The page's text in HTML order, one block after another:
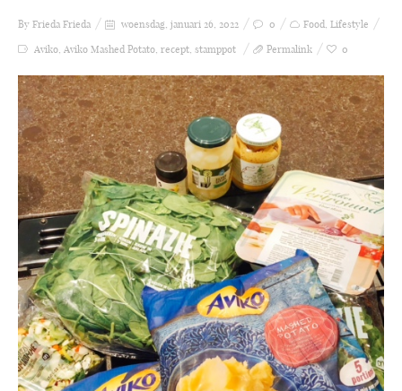
By Frieda Frieda woensdag, januari 26, 2022 0 Food, Lifestyle
Aviko, Aviko Mashed Potato, recept, stamppot Permalink 0